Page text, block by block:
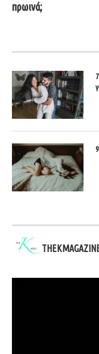
πρωινά;